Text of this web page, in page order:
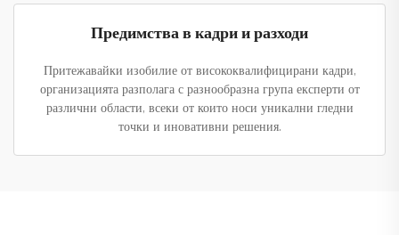
Предимства в кадри и разходи
Притежавайки изобилие от висококвалифицирани кадри,
организацията разполага с разнообразна група експерти от
различни области, всеки от които носи уникални гледни
точки и иновативни решения.